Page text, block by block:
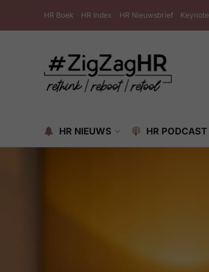
HR Boek HR Index HR Nieuwsbrief Keynote
HR NIEUWS HR PODCAST